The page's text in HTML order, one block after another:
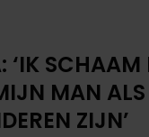
‘IK SCHAAM
MAN
ZIJN’